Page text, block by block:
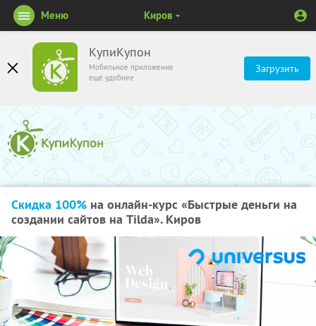
КупиКупон
Мобильное приложение
ещё удобнее
Загрузить
Меню Киров
Скидка 100% на онлайн-курс «Быстрые деньги на
создании сайтов на Tilda». Киров